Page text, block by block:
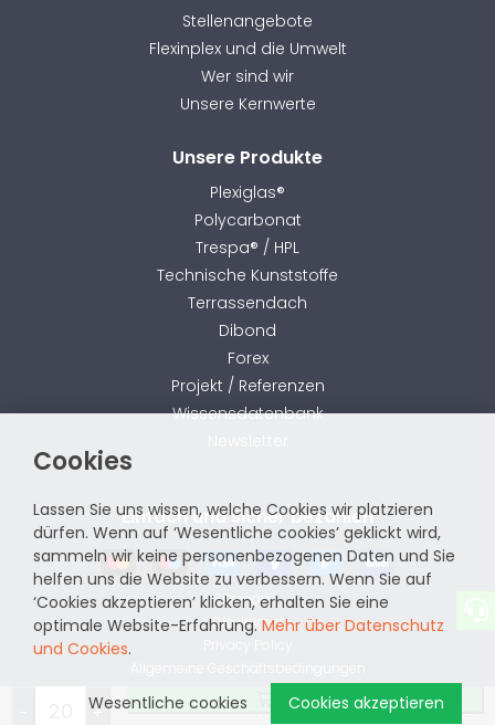
Cookies
Lassen Sie uns wissen, welche Cookies wir platzieren
dürfen. Wenn auf ‘Wesentliche cookies’ geklickt wird,
sammeln wir keine personenbezogenen Daten und Sie
helfen uns die Website zu verbessern. Wenn Sie auf
‘Cookies akzeptieren’ klicken, erhalten Sie eine
optimale Website-Erfahrung. Mehr über Datenschutz
und Cookies.
Cookies akzeptieren
Wesentliche cookies
+
Bestellen
Stellenangebote
Flexinplex und die Umwelt
Wer sind wir
Unsere Kernwerte
Unsere Produkte
Plexiglas®
Polycarbonat
Trespa® / HPL
Technische Kunststoffe
Terrassendach
Dibond
Forex
Projekt / Referenzen
Wissensdatenbank
Einfach und sicher bezahlen
Sitemap
Disclaimer
website by